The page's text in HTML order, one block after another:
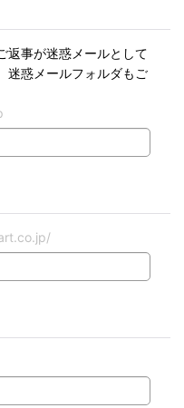
返事が迷惑メールとして
迷惑メールフォルダもご